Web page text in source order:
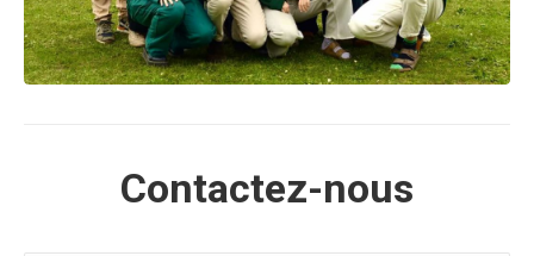
Contactez-nous